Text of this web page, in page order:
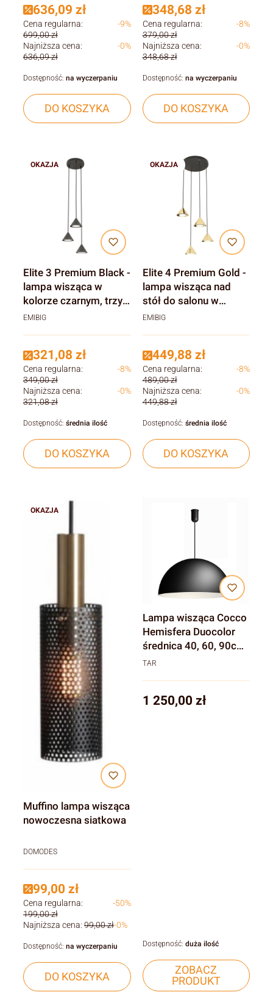
636,09 zł
Cena regularna:
699,00 zł
-9%
Najniższa cena:
636,09 zł
-0%
DO KOSZYKA
Dostępność: na wyczerpaniu
348,68 zł
Cena regularna:
379,00 zł
-8%
Najniższa cena:
348,68 zł
-0%
DO KOSZYKA
Dostępność: na wyczerpaniu
OKAZJA
Elite 3 Premium Black -
lampa wisząca w
kolorze czarnym, trzy
klosze
EMIBIG
321,08 zł
Cena regularna:
349,00 zł
-8%
Najniższa cena:
321,08 zł
-0%
DO KOSZYKA
Dostępność: średnia ilość
OKAZJA
Elite 4 Premium Gold -
lampa wisząca nad
stół do salonu w
kolorze złota, cztery
EMIBIG
449,88 zł
Cena regularna:
489,00 zł
-8%
Najniższa cena:
449,88 zł
-0%
DO KOSZYKA
Dostępność: średnia ilość
OKAZJA
Muffino lampa wisząca
nowoczesna siatkowa
DOMODES
99,00 zł
Cena regularna:
199,00 zł
-50%
Najniższa cena: 99,00 zł-0%
DO KOSZYKA
Dostępność: na wyczerpaniu
Lampa wisząca Cocco
Hemisfera Duocolor
średnica 40, 60, 90cm,
jedna żarówka
TAR
Cena
1 250,00 zł
ZOBACZ
PRODUKT
Dostępność: duża ilość